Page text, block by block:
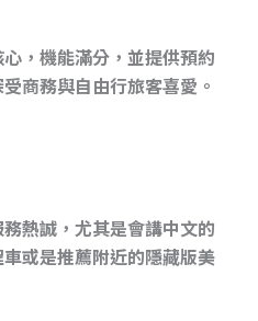
，機能滿分，並提供預約
商務與自由行旅客喜愛。
務熱誠，尤其是會講中文的
或是推薦附近的隱藏版美